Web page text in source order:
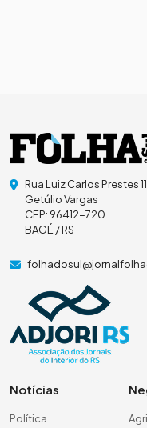
Rua Luiz Carlos Prestes
Getúlio Vargas
CEP: 96412-720
BAGÉ / RS
Notícias
Política